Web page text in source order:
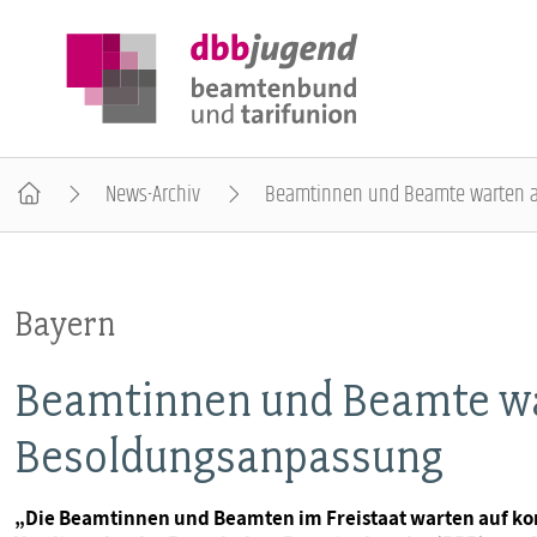
POSITIONEN
AUSBILDUNGSINFORMATIONEN
INTERNATIONALES
News-Archiv Beamtinnen und Beamte warten
Bayern
Beamtinnen und Beamte
Besoldungsanpassung
„Die Beamtinnen und Beamten im Freistaat warten auf